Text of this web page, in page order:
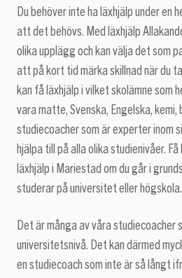
Du behöver inte ha läxhjälp under en
att det behövs. Med läxhjälp
olika upplägg och kan välja det som
att på kort tid märka skillnad när du
kan få läxhjälp i vilket skolämne som
vara matte, Svenska, Engelska, kemi,
studiecoacher som är experter inom
hjälpa till på alla olika studienivåer.
läxhjälp i Mariestad om du går i
studerar på universitet eller högskola.
Det är många av våra studiecoacher
universitetsnivå. Det kan därmed
en studiecoach som inte är så långt